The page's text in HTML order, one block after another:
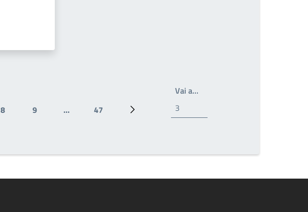
Pagina
8
Pagina
9 …
Ultima pagina
47
Prossima pagina
Vai a…